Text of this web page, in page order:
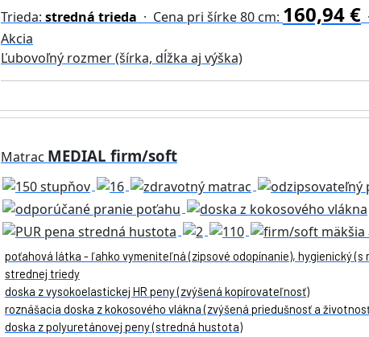
Trieda: stredná trieda · Cena pri šírke 80 cm: 160,94 € ·
Akcia
Ľubovoľný rozmer (šírka, dĺžka aj výška)
Matrac MEDIAL firm/soft
poťahová látka - ľahko vymeniteľná (zipsové odopínanie), hygienický
strednej triedy
doska z vysokoelastickej HR peny (zvýšená kopírovateľnosť)
roznášacia doska z kokosového vlákna (zvýšená priedušnosť a
doska z polyuretánovej peny (stredná hustota)